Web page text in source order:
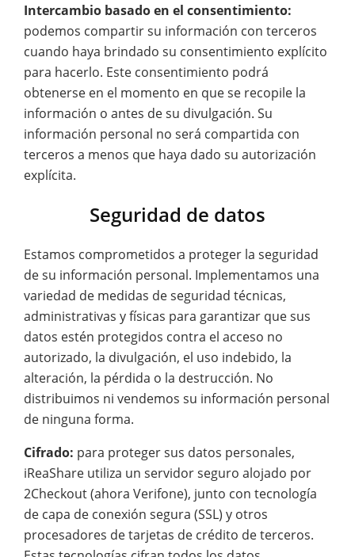
Intercambio basado en el consentimiento:
podemos compartir su información con terceros
cuando haya brindado su consentimiento explícito
para hacerlo. Este consentimiento podrá
obtenerse en el momento en que se recopile la
información o antes de su divulgación. Su
información personal no será compartida con
terceros a menos que haya dado su autorización
explícita.
Seguridad de datos
Estamos comprometidos a proteger la seguridad
de su información personal. Implementamos una
variedad de medidas de seguridad técnicas,
administrativas y físicas para garantizar que sus
datos estén protegidos contra el acceso no
autorizado, la divulgación, el uso indebido, la
alteración, la pérdida o la destrucción. No
distribuimos ni vendemos su información personal
de ninguna forma.
Cifrado: para proteger sus datos personales,
iReaShare utiliza un servidor seguro alojado por
2Checkout (ahora Verifone), junto con tecnología
de capa de conexión segura (SSL) y otros
procesadores de tarjetas de crédito de terceros.